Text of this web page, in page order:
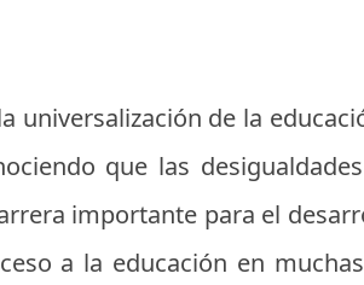
universalización de la
que las
importante para el
a la educación en